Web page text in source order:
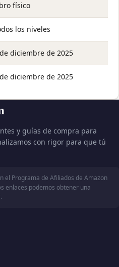
físico
los niveles
diciembre de 2025
diciembre de 2025
y guías de compra para
con rigor para que tú
el Programa de Afiliados de Amazon
enlaces podemos obtener una